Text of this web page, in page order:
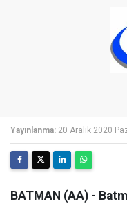
Yayınlanma: 20 Aralık 2020
BATMAN (AA) -